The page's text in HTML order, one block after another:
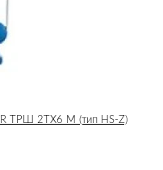
ТРШ 2ТХ6 М (тип HS-Z)